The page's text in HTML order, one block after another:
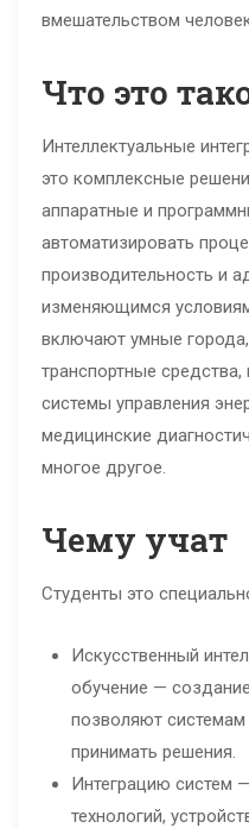
вмешательством
Что это
Интеллектуальные
это комплексные
аппаратные и
автоматизировать
производительность и
изменяющимся
включают умные
транспортные
системы управления
медицинские
многое другое.
Чему учат
Студенты это
Искусственный
обучение —
позволяют системам
принимать решения.
Интеграцию систем
технологий,